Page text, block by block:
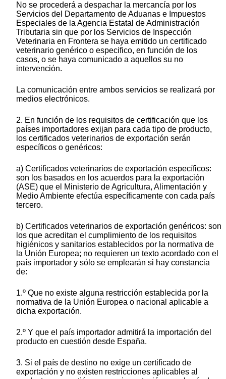
No se procederá a despachar la mercancía por los
Servicios del Departamento de Aduanas e Impuestos
Especiales de la Agencia Estatal de Administración
Tributaria sin que por los Servicios de Inspección
Veterinaria en Frontera se haya emitido un certificado
veterinario genérico o especifico, en función de los
casos, o se haya comunicado a aquellos su no
intervención.
La comunicación entre ambos servicios se realizará por
medios electrónicos.
2. En función de los requisitos de certificación que los
países importadores exijan para cada tipo de producto,
los certificados veterinarios de exportación serán
específicos o genéricos:
a) Certificados veterinarios de exportación específicos:
son los basados en los acuerdos para la exportación
(ASE) que el Ministerio de Agricultura, Alimentación y
Medio Ambiente efectúa específicamente con cada país
tercero.
b) Certificados veterinarios de exportación genéricos: son
los que acreditan el cumplimiento de los requisitos
higiénicos y sanitarios establecidos por la normativa de
la Unión Europea; no requieren un texto acordado con el
país importador y sólo se emplearán si hay constancia
de:
1.º Que no existe alguna restricción establecida por la
normativa de la Unión Europea o nacional aplicable a
dicha exportación.
2.º Y que el país importador admitirá la importación del
producto en cuestión desde España.
3. Si el país de destino no exige un certificado de
exportación y no existen restricciones aplicables al